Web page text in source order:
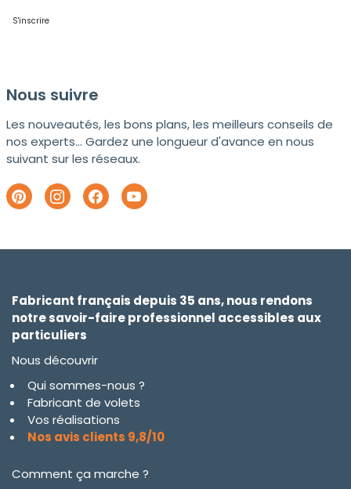
S'inscrire
Nous suivre
Les nouveautés, les bons plans, les meilleurs conseils de
nos experts... Gardez une longueur d'avance en nous
suivant sur les réseaux.
Fabricant français depuis 35 ans, nous rendons
notre savoir-faire professionnel accessibles aux
particuliers
Nous découvrir
Qui sommes-nous ?
Fabricant de volets
Vos réalisations
Nos avis clients 9,8/10
Comment ça marche ?